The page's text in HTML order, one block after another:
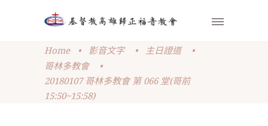
Home • 影音文字 • 主日證道
•
哥林多教會
•
20180107 哥林多教會 第 066 堂(哥前
15:50~15:58)